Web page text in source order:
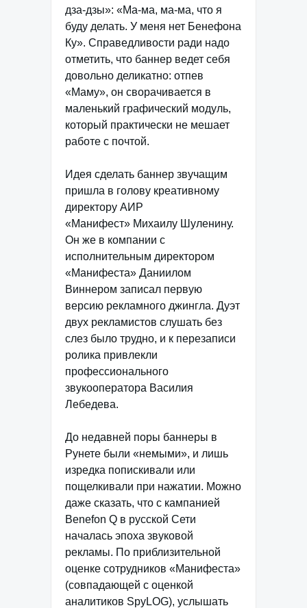
дза-дзы»: «Ма-ма, ма-ма, что я
буду делать. У меня нет Бенефона
Ку». Справедливости ради надо
отметить, что баннер ведет себя
довольно деликатно: отпев
«Маму», он сворачивается в
маленький графический модуль,
который практически не мешает
работе с почтой.
Идея сделать баннер звучащим
пришла в голову креативному
директору АИР
«Манифест» Михаилу Шуленину.
Он же в компании с
исполнительным директором
«Манифеста» Даниилом
Виннером записал первую
версию рекламного джингла. Дуэт
двух рекламистов слушать без
слез было трудно, и к перезаписи
ролика привлекли
профессионального
звукооператора Василия
Лебедева.
До недавней поры баннеры в
Рунете были «немыми», и лишь
изредка попискивали или
пощелкивали при нажатии. Можно
даже сказать, что с кампанией
Benefon Q в русской Сети
началась эпоха звуковой
рекламы. По приблизительной
оценке сотрудников «Манифеста»
(совпадающей с оценкой
аналитиков SpyLOG), услышать